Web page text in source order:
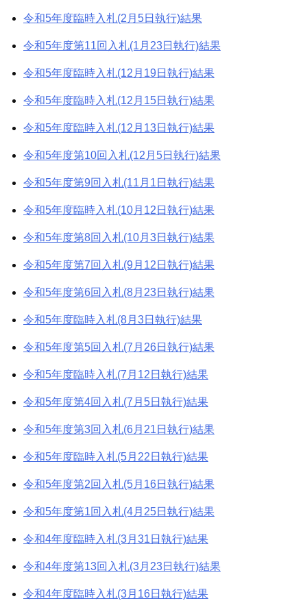
令和5年度臨時入札(2月5日執行)結果
令和5年度第11回入札(1月23日執行)結果
令和5年度臨時入札(12月19日執行)結果
令和5年度臨時入札(12月15日執行)結果
令和5年度臨時入札(12月13日執行)結果
令和5年度第10回入札(12月5日執行)結果
令和5年度第9回入札(11月1日執行)結果
令和5年度臨時入札(10月12日執行)結果
令和5年度第8回入札(10月3日執行)結果
令和5年度第7回入札(9月12日執行)結果
令和5年度第6回入札(8月23日執行)結果
令和5年度臨時入札(8月3日執行)結果
令和5年度第5回入札(7月26日執行)結果
令和5年度臨時入札(7月12日執行)結果
令和5年度第4回入札(7月5日執行)結果
令和5年度第3回入札(6月21日執行)結果
令和5年度臨時入札(5月22日執行)結果
令和5年度第2回入札(5月16日執行)結果
令和5年度第1回入札(4月25日執行)結果
令和4年度臨時入札(3月31日執行)結果
令和4年度第13回入札(3月23日執行)結果
令和4年度臨時入札(3月16日執行)結果